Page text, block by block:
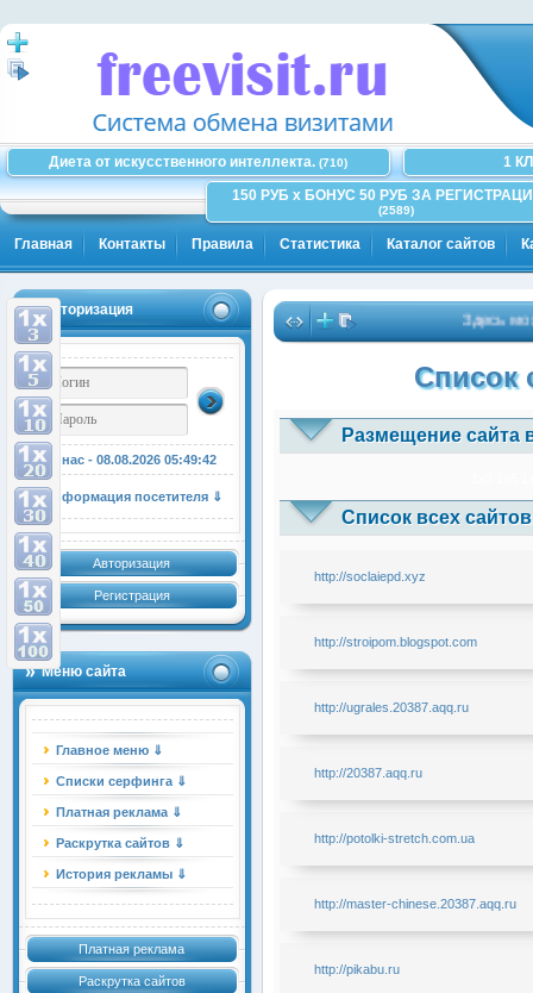
Диета от искусственного интеллекта. (710)
1
150 РУБ x БОНУС 50 РУБ ЗА
(2589)
Главная Контакты Правила Статистика Каталог сайтов
Авторизация
У нас - 08.08.2026 05:49:42
Информация посетителя ⇓
Авторизация
Регистрация
Меню сайта
Главное меню ⇓
Списки серфинга ⇓
Платная реклама ⇓
Раскрутка сайтов ⇓
История рекламы ⇓
Платная реклама
Раскрутка сайтов
Здесь
Список
Размещение сайта
Список всех
http://soclaiepd.xyz
http://stroipom.blogspot.com
http://ugrales.20387.aqq.ru
http://20387.aqq.ru
http://potolki-stretch.com.ua
http://master-chinese.20387.aqq.ru
http://pikabu.ru